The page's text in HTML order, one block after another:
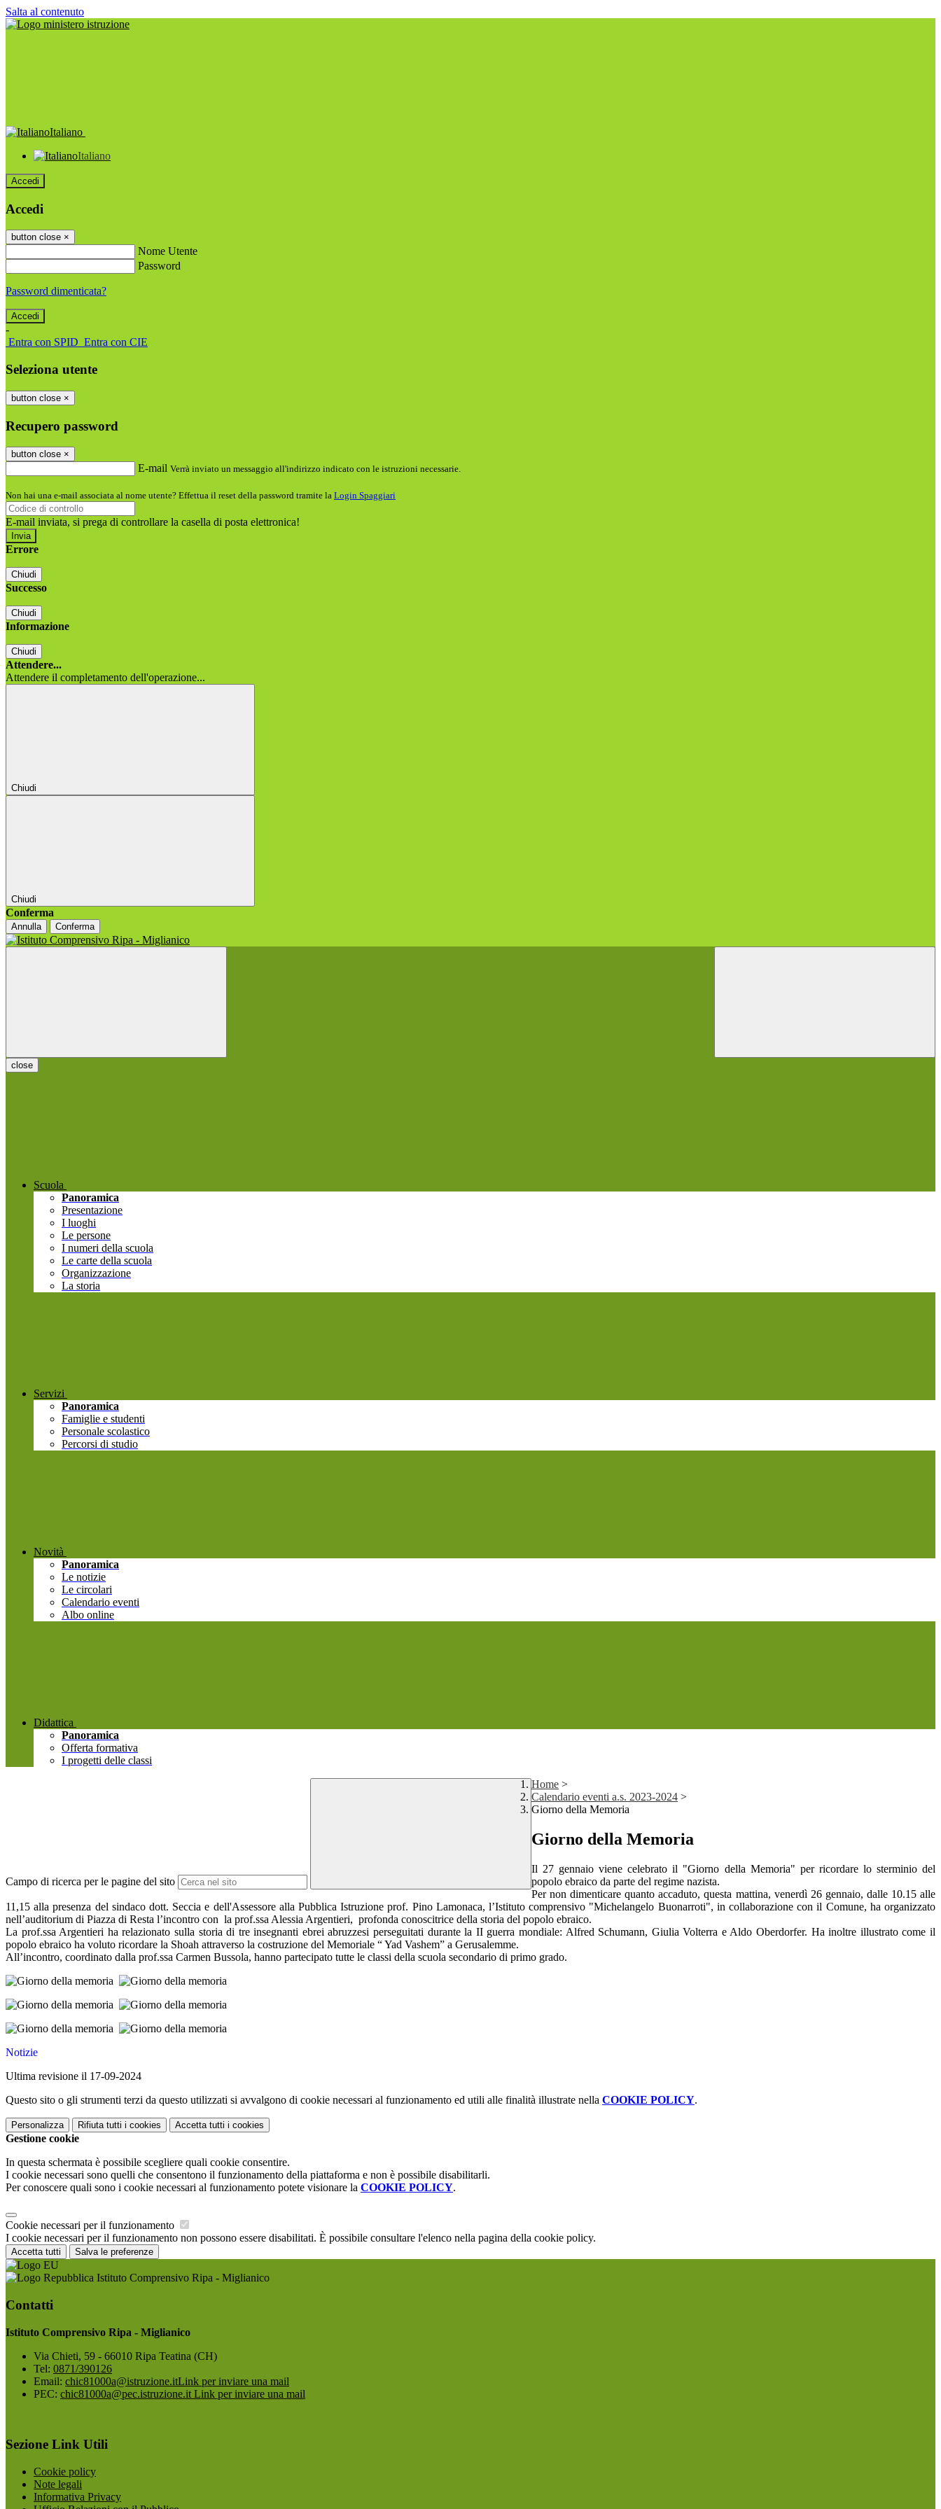
Salta al contenuto
Italiano
Italiano
Accedi
Accedi
button close ×
Nome Utente
Password
Password dimenticata?
-
Entra con SPID Entra con CIE
Seleziona utente
button close ×
Recupero password
button close ×
E-mail Verrà inviato un messaggio all'indirizzo indicato con le istruzioni necessarie.
Non hai una e-mail associata al nome utente? Effettua il reset della password tramite la Login Spaggiari
E-mail inviata, si prega di controllare la casella di posta elettronica!
Errore
Chiudi
Successo
Chiudi
Informazione
Chiudi
Attendere...
Attendere il completamento dell'operazione...
Chiudi
Chiudi
Conferma
Annulla Conferma
close
Scuola
Panoramica
Presentazione
I luoghi
Le persone
I numeri della scuola
Le carte della scuola
Organizzazione
La storia
Servizi
Panoramica
Famiglie e studenti
Personale scolastico
Percorsi di studio
Novità
Panoramica
Le notizie
Le circolari
Calendario eventi
Albo online
Didattica
Panoramica
Offerta formativa
I progetti delle classi
Campo di ricerca per le pagine del sito
Home >
Calendario eventi a.s. 2023-2024 >
Giorno della Memoria
Giorno della Memoria
Il 27 gennaio viene celebrato il "Giorno della Memoria" per ricordare lo sterminio del
popolo ebraico da parte del regime nazista.
Per non dimenticare quanto accaduto, questa mattina, venerdì 26 gennaio, dalle 10.15 alle
11,15 alla presenza del sindaco dott. Seccia e dell'Assessore alla Pubblica Istruzione prof. Pino Lamonaca, l’Istituto comprensivo "Michelangelo Buonarroti", in collaborazione con il Comune, ha organizzato
nell’auditorium di Piazza di Resta l’incontro con la prof.ssa Alessia Argentieri, profonda conoscitrice della storia del popolo ebraico.
La prof.ssa Argentieri ha relazionato sulla storia di tre insegnanti ebrei abruzzesi perseguitati durante la II guerra mondiale: Alfred Schumann, Giulia Volterra e Aldo Oberdorfer. Ha inoltre illustrato come il
popolo ebraico ha voluto ricordare la Shoah attraverso la costruzione del Memoriale “ Yad Vashem” a Gerusalemme.
All’incontro, coordinato dalla prof.ssa Carmen Bussola, hanno partecipato tutte le classi della scuola secondario di primo grado.
Notizie
Ultima revisione il 17-09-2024
Questo sito o gli strumenti terzi da questo utilizzati si avvalgono di cookie necessari al funzionamento ed utili alle finalità illustrate nella COOKIE POLICY.
Personalizza Rifiuta tutti i cookies Accetta tutti i cookies
Gestione cookie
In questa schermata è possibile scegliere quali cookie consentire.
I cookie necessari sono quelli che consentono il funzionamento della piattaforma e non è possibile disabilitarli.
Per conoscere quali sono i cookie necessari al funzionamento potete visionare la COOKIE POLICY.
Cookie necessari per il funzionamento
I cookie necessari per il funzionamento non possono essere disabilitati. È possibile consultare l'elenco nella pagina della cookie policy.
Accetta tutti Salva le preferenze
Istituto Comprensivo Ripa - Miglianico
Contatti
Istituto Comprensivo Ripa - Miglianico
Via Chieti, 59 - 66010 Ripa Teatina (CH)
Tel: 0871/390126
Email: chic81000a@istruzione.itLink per inviare una mail
PEC: chic81000a@pec.istruzione.it Link per inviare una mail
Sezione Link Utili
Cookie policy
Note legali
Informativa Privacy